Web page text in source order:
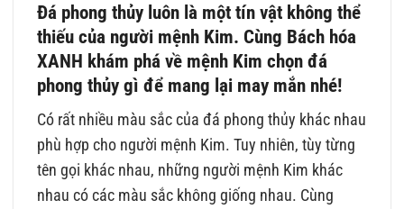
Đá phong thủy luôn là một tín vật không thể
thiếu của người mệnh Kim. Cùng Bách hóa
XANH khám phá về mệnh Kim chọn đá
phong thủy gì để mang lại may mắn nhé!
Có rất nhiều màu sắc của đá phong thủy khác nhau
phù hợp cho người mệnh Kim. Tuy nhiên, tùy từng
tên gọi khác nhau, những người mệnh Kim khác
nhau có các màu sắc không giống nhau. Cùng